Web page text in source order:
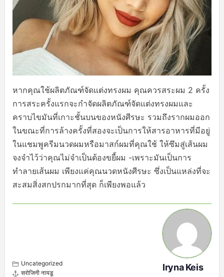
หากคุณใช้ผลิตภัณฑ์จัดแต่งทรงผม คุณควรสระผม 2 ครั้ง
การสระครั้งแรกจะกำจัดผลิตภัณฑ์จัดแต่งทรงผมและ
คราบไขมันที่เกาะชั้นบนของหนังศีรษะ รวมถึงรากผมออก
ในขณะที่การล้างครั้งที่สองจะเป็นการให้สารอาหารที่มีอยู่
ในแชมพูครีมนวดผมหรือมาสก์ผมที่คุณใช้ ให้ซึมสู่เส้นผม
จงจำไว้ว่าคุณไม่จำเป็นต้องขยี้ผม -เพราะมันเป็นการ
ทำลายเส้นผม เพียงแค่คุณนวดหนังศีรษะ ซึ่งเป็นแหล่งที่จะ
สะสมสิ่งสกปรกมากที่สุด ก็เพียงพอแล้ว
Uncategorized
सरोजिनी नायडू
Iryna Keis